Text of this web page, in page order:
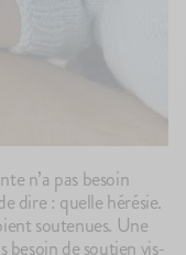
n’a pas besoin
dire : quelle hérésie.
soutenues. Une
de soutien vis-